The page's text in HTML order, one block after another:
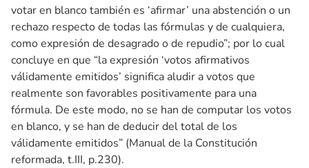
votar en blanco también es ‘afirmar’ una abstención o un
rechazo respecto de todas las fórmulas y de cualquiera,
como expresión de desagrado o de repudio”; por lo cual
concluye en que “la expresión ‘votos afirmativos
válidamente emitidos’ significa aludir a votos que
realmente son favorables positivamente para una
fórmula. De este modo, no se han de computar los votos
en blanco, y se han de deducir del total de los
válidamente emitidos” (Manual de la Constitución
reformada, t.III, p.230).